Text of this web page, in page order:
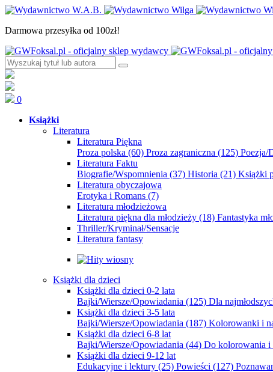
Darmowa przesyłka od 100zł!
0
Książki
Literatura
Literatura Piękna
Proza polska (60) Proza zagraniczna (125) Poezja/
Literatura Faktu
Biografie/Wspomnienia (37) Historia (21) Książki
Literatura obyczajowa
Erotyka i Romans (7)
Literatura młodzieżowa
Literatura piękna dla młodzieży (18) Fantastyka
Thriller/Kryminał/Sensacje
Literatura fantasy
Książki dla dzieci
Książki dla dzieci 0-2 lata
Bajki/Wiersze/Opowiadania (125) Dla
Książki dla dzieci 3-5 lata
Bajki/Wiersze/Opowiadania (187) Kolorowanki i
Książki dla dzieci 6-8 lat
Bajki/Wiersze/Opowiadania (44) Do kolorowania i
Książki dla dzieci 9-12 lat
Edukacyjne i lektury (25) Powieści (127)